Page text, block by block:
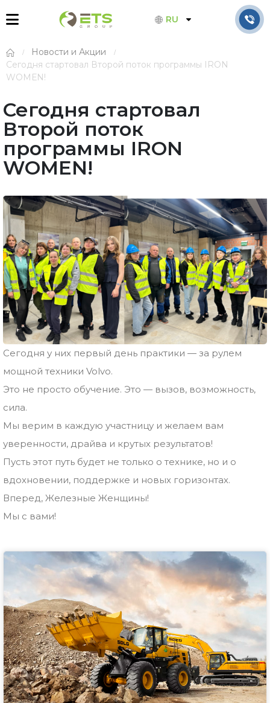
RU
Новости и Акции
Сегодня стартовал Второй поток программы IRON
WOMЕN!
Сегодня стартовал
Второй поток
программы IRON
WOMЕN!
Сегодня у них первый день практики — за рулем
мощной техники Volvo.
Это не просто обучение. Это — вызов, возможность,
сила.
Мы верим в каждую участницу и желаем вам
уверенности, драйва и крутых результатов!
Пусть этот путь будет не только о технике, но и о
вдохновении, поддержке и новых горизонтах.
Вперед, Железные Женщины!
Мы с вами!